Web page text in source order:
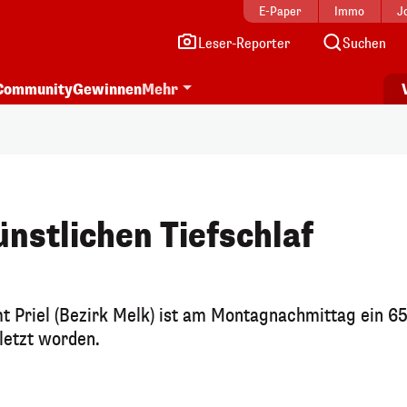
E-Paper Immo
Leser-Reporter Suchen
GewinnenMehr
Tiefschlaf
Priel (Bezirk Melk) ist am Montagnachmittag ein
worden.